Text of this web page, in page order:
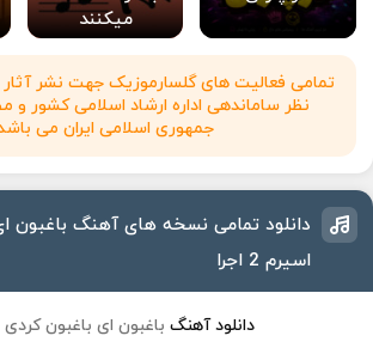
میکنند
تمامی فعالیت های گلسارموزیک جهت نشر آثار
نظر ساماندهی اداره ارشاد اسلامی کشور و
جمهوری اسلامی ایران می
دانلود تمامی نسخه های آهنگ باغبون
اسیرم 2 اجرا
دانلود آهنگ باغبون ای باغبون